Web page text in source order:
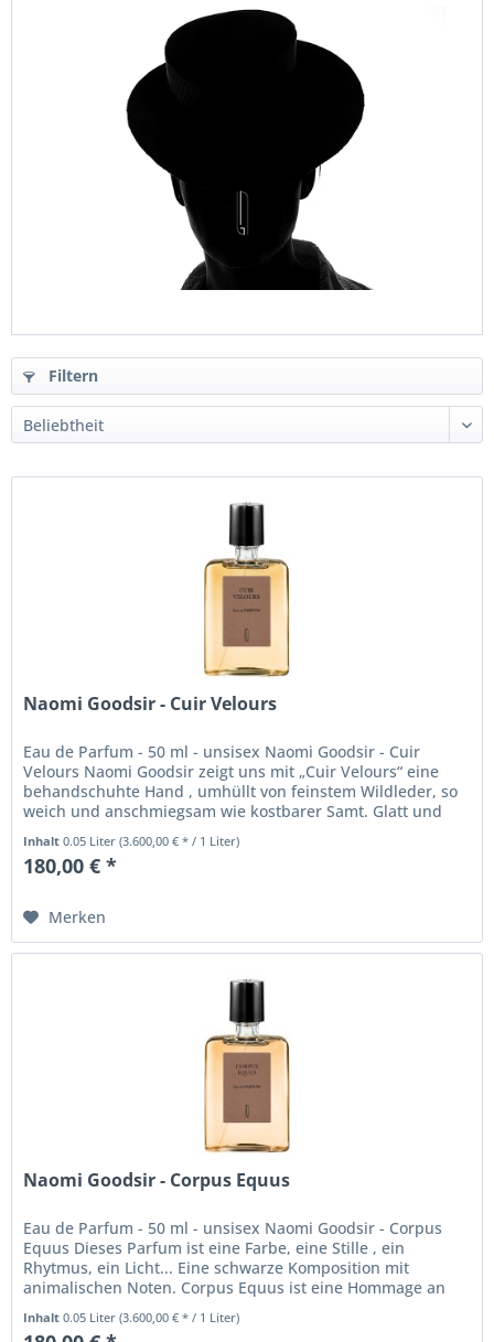
Filtern
Naomi Goodsir - Cuir Velours
Eau de Parfum - 50 ml - unsisex Naomi Goodsir - Cuir
Velours Naomi Goodsir zeigt uns mit „Cuir Velours“ eine
behandschuhte Hand , umhüllt von feinstem Wildleder, so
weich und anschmiegsam wie kostbarer Samt. Glatt und
geschmeidig...
Inhalt0.05 Liter(3.600,00 € * / 1 Liter)
180,00 € *
Merken
Naomi Goodsir - Corpus Equus
Eau de Parfum - 50 ml - unsisex Naomi Goodsir - Corpus
Equus Dieses Parfum ist eine Farbe, eine Stille , ein
Rhytmus, ein Licht... Eine schwarze Komposition mit
animalischen Noten. Corpus Equus ist eine Hommage an
die edle und wilde...
Inhalt0.05 Liter(3.600,00 € * / 1 Liter)